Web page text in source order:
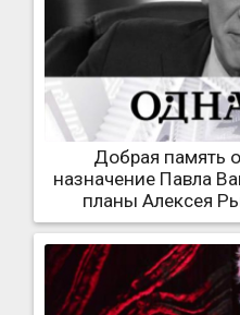
Добрая память
назначение Павла
планы Алексея